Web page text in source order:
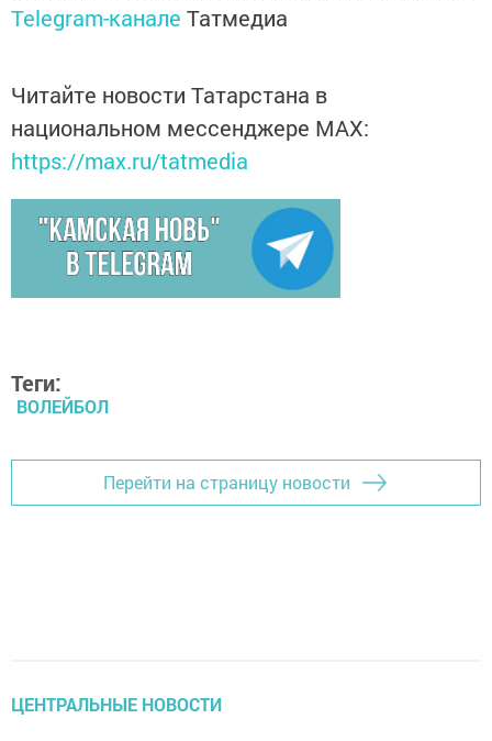
Telegram-канале Татмедиа
Читайте новости Татарстана в
национальном мессенджере MАХ:
https://max.ru/tatmedia
Теги:
ВОЛЕЙБОЛ
Перейти на страницу новости
ЦЕНТРАЛЬНЫЕ НОВОСТИ